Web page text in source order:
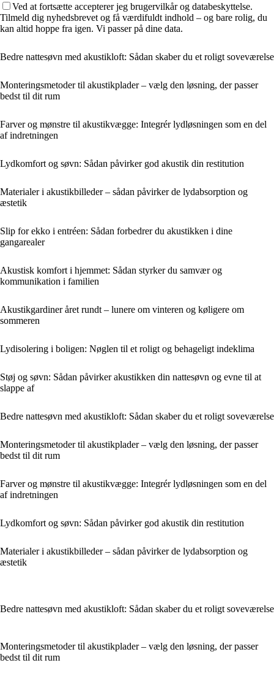
Ved at fortsætte accepterer jeg brugervilkår og databeskyttelse.
Tilmeld dig nyhedsbrevet og få værdifuldt indhold – og bare rolig, du
kan altid hoppe fra igen. Vi passer på dine data.
Bedre nattesøvn med akustikloft: Sådan skaber du et roligt soveværelse
Monteringsmetoder til akustikplader – vælg den løsning, der passer
bedst til dit rum
Farver og mønstre til akustikvægge: Integrér lydløsningen som en del
af indretningen
Lydkomfort og søvn: Sådan påvirker god akustik din restitution
Materialer i akustikbilleder – sådan påvirker de lydabsorption og
æstetik
Slip for ekko i entréen: Sådan forbedrer du akustikken i dine
gangarealer
Akustisk komfort i hjemmet: Sådan styrker du samvær og
kommunikation i familien
Akustikgardiner året rundt – lunere om vinteren og køligere om
sommeren
Lydisolering i boligen: Nøglen til et roligt og behageligt indeklima
Støj og søvn: Sådan påvirker akustikken din nattesøvn og evne til at
slappe af
Bedre nattesøvn med akustikloft: Sådan skaber du et roligt soveværelse
Monteringsmetoder til akustikplader – vælg den løsning, der passer
bedst til dit rum
Farver og mønstre til akustikvægge: Integrér lydløsningen som en del
af indretningen
Lydkomfort og søvn: Sådan påvirker god akustik din restitution
Materialer i akustikbilleder – sådan påvirker de lydabsorption og
æstetik
Bedre nattesøvn med akustikloft: Sådan skaber du et roligt soveværelse
Monteringsmetoder til akustikplader – vælg den løsning, der passer
bedst til dit rum